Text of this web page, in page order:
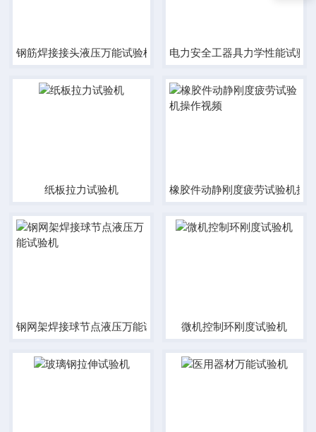
钢筋焊接接头液压万能试验机 电力安全工器具力学性能试验
纸板拉力试验机 橡胶件动静刚度疲劳试验机操
钢网架焊接球节点液压万能试验机 微机控制环刚度试验机